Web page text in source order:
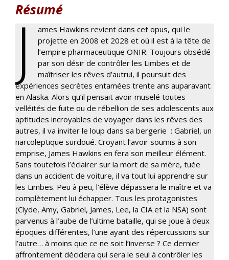
Résumé
J
ames Hawkins revient dans cet opus, qui le
projette en 2008 et 2028 et où il est à la tête de
l’empire pharmaceutique ONIR. Toujours obsédé
par son désir de contrôler les Limbes et de
maîtriser les rêves d’autrui, il poursuit des
expériences secrètes entamées trente ans auparavant
en Alaska. Alors qu’il pensait avoir muselé toutes
velléités de fuite ou de rébellion de ses adolescents aux
aptitudes incroyables de voyager dans les rêves des
autres, il va inviter le loup dans sa bergerie : Gabriel, un
narcoleptique surdoué. Croyant l’avoir soumis à son
emprise, James Hawkins en fera son meilleur élément.
Sans toutefois l’éclairer sur la mort de sa mère, tuée
dans un accident de voiture, il va tout lui apprendre sur
les Limbes. Peu à peu, l’élève dépassera le maître et va
complètement lui échapper. Tous les protagonistes
(Clyde, Amy, Gabriel, James, Lee, la CIA et la NSA) sont
parvenus à l’aube de l’ultime bataille, qui se joue à deux
époques différentes, l’une ayant des répercussions sur
l’autre… à moins que ce ne soit l’inverse ? Ce dernier
affrontement décidera qui sera le seul à contrôler les